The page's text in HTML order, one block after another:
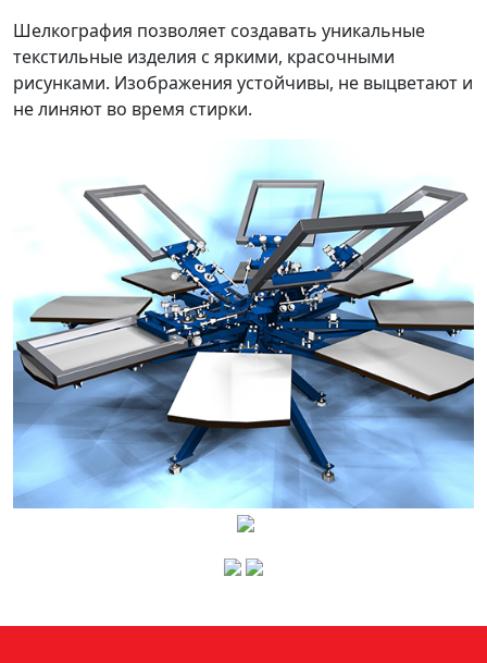
Шелкография позволяет создавать уникальные
текстильные изделия с яркими, красочными
рисунками. Изображения устойчивы, не выцветают и
не линяют во время стирки.